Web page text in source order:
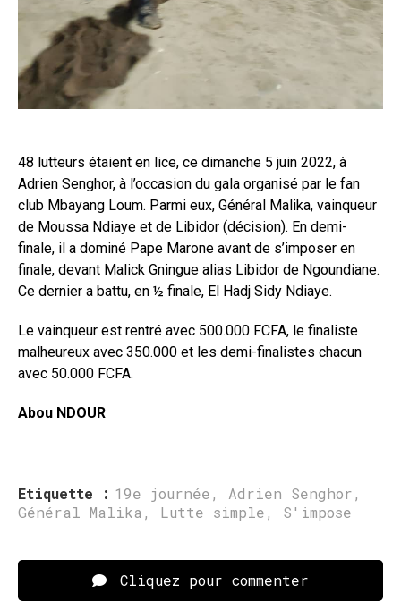
48 lutteurs étaient en lice, ce dimanche 5 juin 2022, à
Adrien Senghor, à l’occasion du gala organisé par le fan
club Mbayang Loum. Parmi eux, Général Malika, vainqueur
de Moussa Ndiaye et de Libidor (décision). En demi-
finale, il a dominé Pape Marone avant de s’imposer en
finale, devant Malick Gningue alias Libidor de Ngoundiane.
Ce dernier a battu, en ½ finale, El Hadj Sidy Ndiaye.
Le vainqueur est rentré avec 500.000 FCFA, le finaliste
malheureux avec 350.000 et les demi-finalistes chacun
avec 50.000 FCFA.
Abou NDOUR
Etiquette : 19e journée, Adrien Senghor,
Général Malika , Lutte simple, S'impose
Cliquez pour commenter